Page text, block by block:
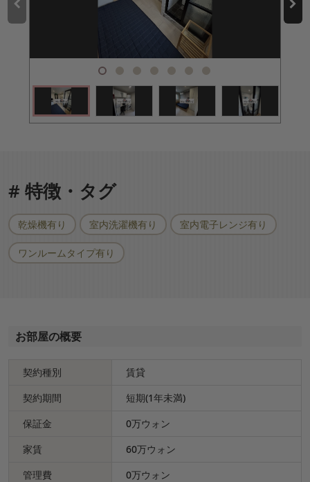
# 特徴・タグ
乾燥機有り 室内洗濯機有り 室内電子レンジ有り
ワンルームタイプ有り
お部屋の概要
契約種別
賃貸
契約期間
短期(1年未満)
保証金
0万ウォン
家賃
60万ウォン
管理費
0万ウォン